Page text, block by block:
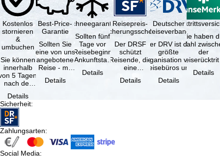
Kostenlos
stornieren
&
umbuchen
Sie können
innerhalb
5 Tagen
nach der
kostenfrei
…
Details
Best-Price-
Garantie
Sollten Sie
eine von uns
angebotene
Reise - mit
Leistung und
Details
Schneegarantie
Sollten fünf
Tage vor
Reisebeginn
(Ankunftstag)
Schneemangel
Details
Reisepreis-
Sicherungsschein
Der DRSF
schützt
Reisende, die
eine
oder
Details
Deutscher
Reiseverband
Der DRV ist die
größte
Organisation von
Reisebüros und
Reiseveranstaltern
in …
Details
Sie haben
Wahl
der
(inklusive
Details
Sicherheit:
Zahlungsarten:
Social Media: